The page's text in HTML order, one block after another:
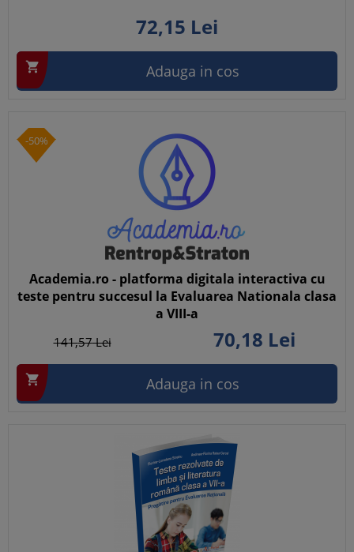
72,15 Lei
 Adauga in cos
-50%
Academia.ro - platforma digitala interactiva cu
teste pentru succesul la Evaluarea Nationala clasa
a VIII-a
141,57Lei 70,18 Lei
 Adauga in cos